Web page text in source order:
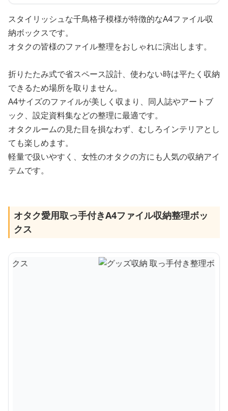
スタイリッシュな千鳥格子模様が特徴的なA4ファイル収
納ボックスです。
オタクの皆様のファイル整理をおしゃれに演出します。
折りたたみ式で省スペース設計、使わない時は平たく収納
できるため場所を取りません。
A4サイズのファイルが美しく収まり、同人誌やアートブ
ック、設定資料集などの整理に最適です。
オタクルームの見た目を損なわず、むしろインテリアとし
ても楽しめます。
軽量で扱いやすく、女性のオタクの方にも人気の収納アイ
テムです。
オタク愛用取っ手付きA4ファイル収納整理ボッ
クス